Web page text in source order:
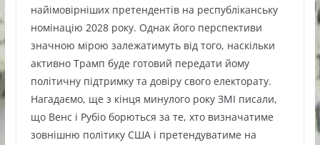
найімовірніших претендентів на республіканську
номінацію 2028 року. Однак його перспективи
значною мірою залежатимуть від того, наскільки
активно Трамп буде готовий передати йому
політичну підтримку та довіру свого електорату.
Нагадаємо, ще з кінця минулого року ЗМІ писали,
що Венс і Рубіо борються за те, хто визначатиме
зовнішню політику США і претендуватиме на